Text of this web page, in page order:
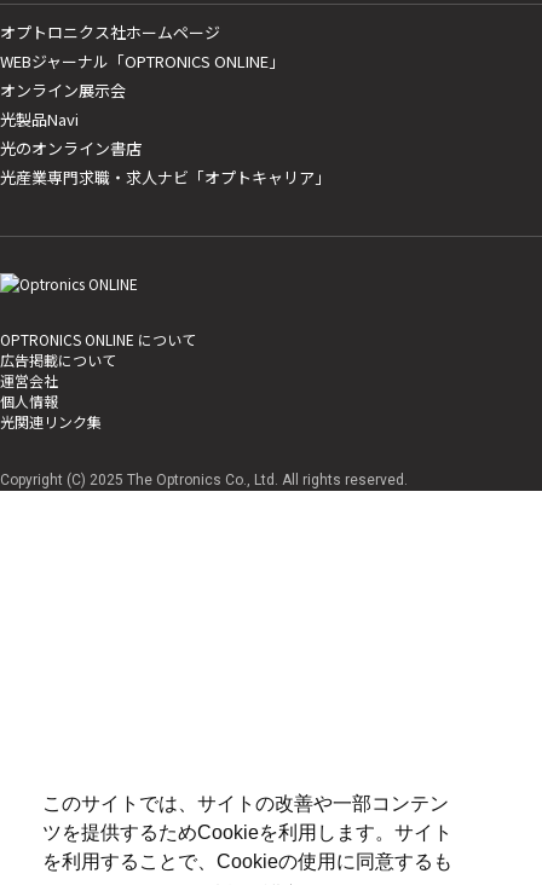
このサイトでは、サイトの改善や一部コンテン
ツを提供するためCookieを利用します。サイト
を利用することで、Cookieの使用に同意するも
オプトロニクス社ホームページ
WEBジャーナル「OPTRONICS ONLINE」
オンライン展示会
光製品Navi
光のオンライン書店
光産業専門求職・求人ナビ「オプトキャリア」
OPTRONICS ONLINE について
広告掲載について
運営会社
個人情報
光関連リンク集
Copyright (C) 2025 The Optronics Co., Ltd. All rights reserved.